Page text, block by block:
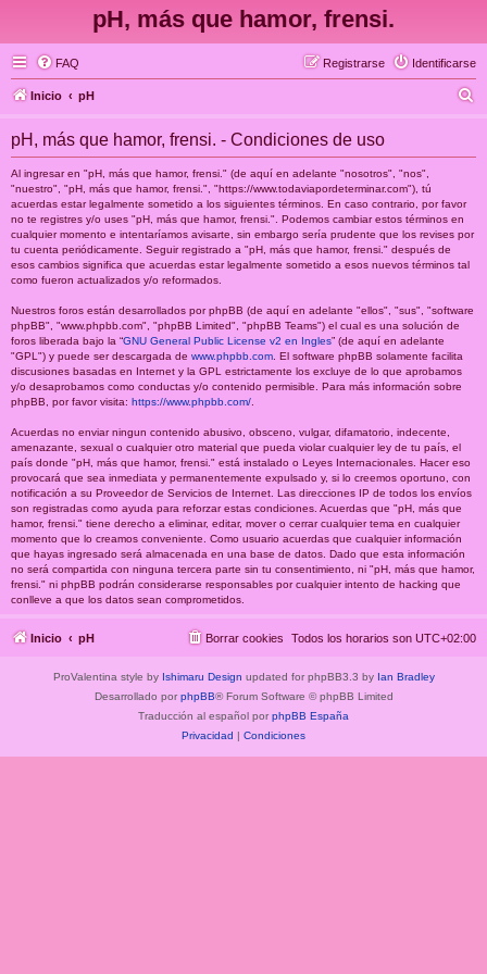
pH, más que hamor, frensi.
FAQ Identificarse
Registrarse
Inicio pH
pH, más que hamor, frensi. - Condiciones de uso
Al ingresar en "pH, más que hamor, frensi." (de aquí en adelante "nosotros", "nos",
"nuestro", "pH, más que hamor, frensi.", "https://www.todaviapordeterminar.com"), tú
acuerdas estar legalmente sometido a los siguientes términos. En caso contrario, por favor
no te registres y/o uses "pH, más que hamor, frensi.". Podemos cambiar estos términos en
cualquier momento e intentaríamos avisarte, sin embargo sería prudente que los revises por
tu cuenta periódicamente. Seguir registrado a "pH, más que hamor, frensi." después de
esos cambios significa que acuerdas estar legalmente sometido a esos nuevos términos tal
como fueron actualizados y/o reformados.
Nuestros foros están desarrollados por phpBB (de aquí en adelante "ellos", "sus", "software
phpBB", "www.phpbb.com", "phpBB Limited", "phpBB Teams") el cual es una solución de
foros liberada bajo la “GNU General Public License v2 en Ingles” (de aquí en adelante
"GPL") y puede ser descargada de www.phpbb.com . El software phpBB solamente facilita
discusiones basadas en Internet y la GPL estrictamente los excluye de lo que aprobamos
y/o desaprobamos como conductas y/o contenido permisible. Para más información sobre
phpBB, por favor visita: https://www.phpbb.com/
Acuerdas no enviar ningun contenido abusivo, obsceno, vulgar, difamatorio, indecente,
amenazante, sexual o cualquier otro material que pueda violar cualquier ley de tu país, el
país donde "pH, más que hamor, frensi." está instalado o Leyes Internacionales. Hacer eso
provocará que sea inmediata y permanentemente expulsado y, si lo creemos oportuno, con
notificación a su Proveedor de Servicios de Internet. Las direcciones IP de todos los envíos
son registradas como ayuda para reforzar estas condiciones. Acuerdas que "pH, más que
hamor, frensi." tiene derecho a eliminar, editar, mover o cerrar cualquier tema en cualquier
momento que lo creamos conveniente. Como usuario acuerdas que cualquier información
que hayas ingresado será almacenada en una base de datos. Dado que esta información
no será compartida con ninguna tercera parte sin tu consentimiento, ni "pH, más que hamor,
frensi." ni phpBB podrán considerarse responsables por cualquier intento de hacking que
conlleve a que los datos sean comprometidos.
Inicio pH Todos los horarios son UTC+02:00
Borrar cookies
ProValentina style by Ishimaru Design updated for phpBB3.3 by Ian Bradley
Desarrollado por phpBB® Forum Software © phpBB Limited
Traducción al español por phpBB España
Privacidad | Condiciones